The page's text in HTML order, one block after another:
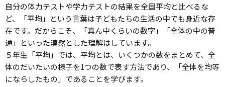
自分の体力テストや学力テストの結果を全国平均と比べるな
ど、「平均」という言葉は子どもたちの生活の中でも身近な存
在です。だからこそ、「真ん中くらいの数字」「全体の中の普
通」といった漠然とした理解はしています。
５年生「平均」では、平均とは、いくつかの数をまとめて、全
体のだいたいの様子を1つの数で表す方法であり、「全体を均等
にならしたもの」であることを学びます。